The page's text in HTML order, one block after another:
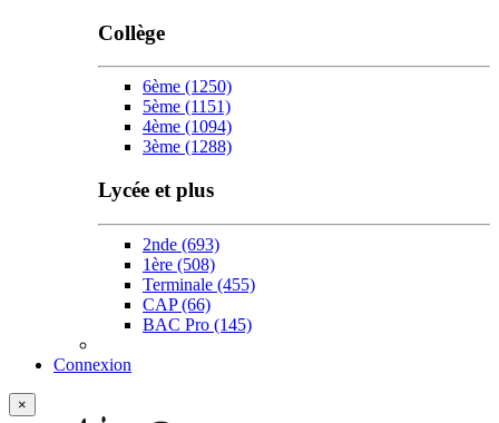
Collège
6ème (1250)
5ème (1151)
4ème (1094)
3ème (1288)
Lycée et plus
2nde (693)
1ère (508)
Terminale (455)
CAP(66)
BAC Pro (145)
Connexion
×